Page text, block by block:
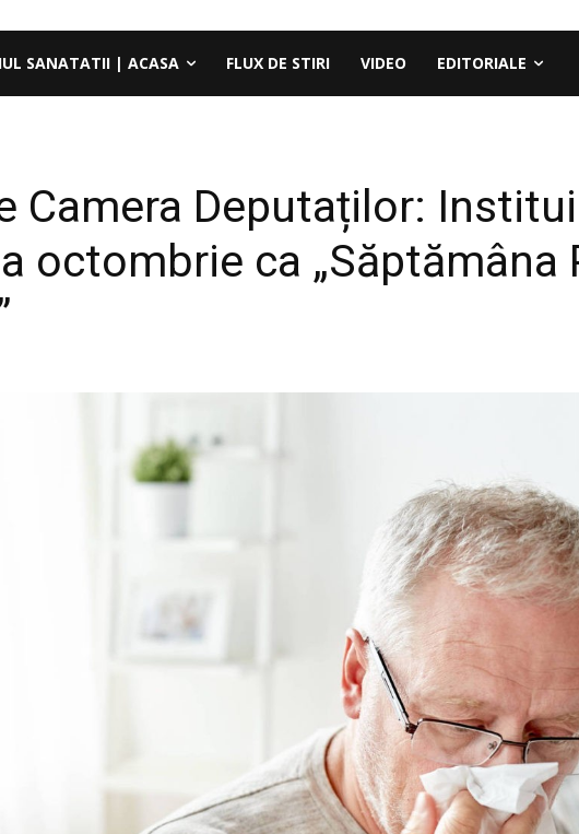
SANATATII | ACASA FLUX DE STIRI VIDEO EDITORIALE
Camera Deputaților:
octombrie ca „Săptămâna